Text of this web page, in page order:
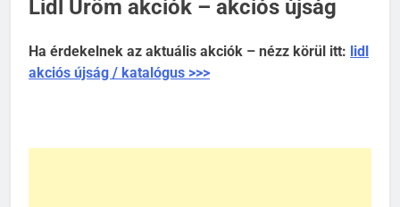
Lidl Üröm akciók – akciós újság
Ha érdekelnek az aktuális akciók – nézz körül itt: lidl
akciós újság / katalógus >>>